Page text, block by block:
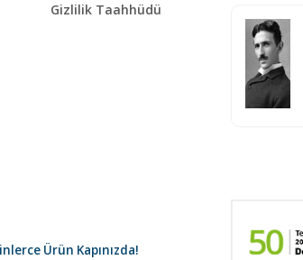
Gizlilik Taahhüdü
Ürün Kapınızda!